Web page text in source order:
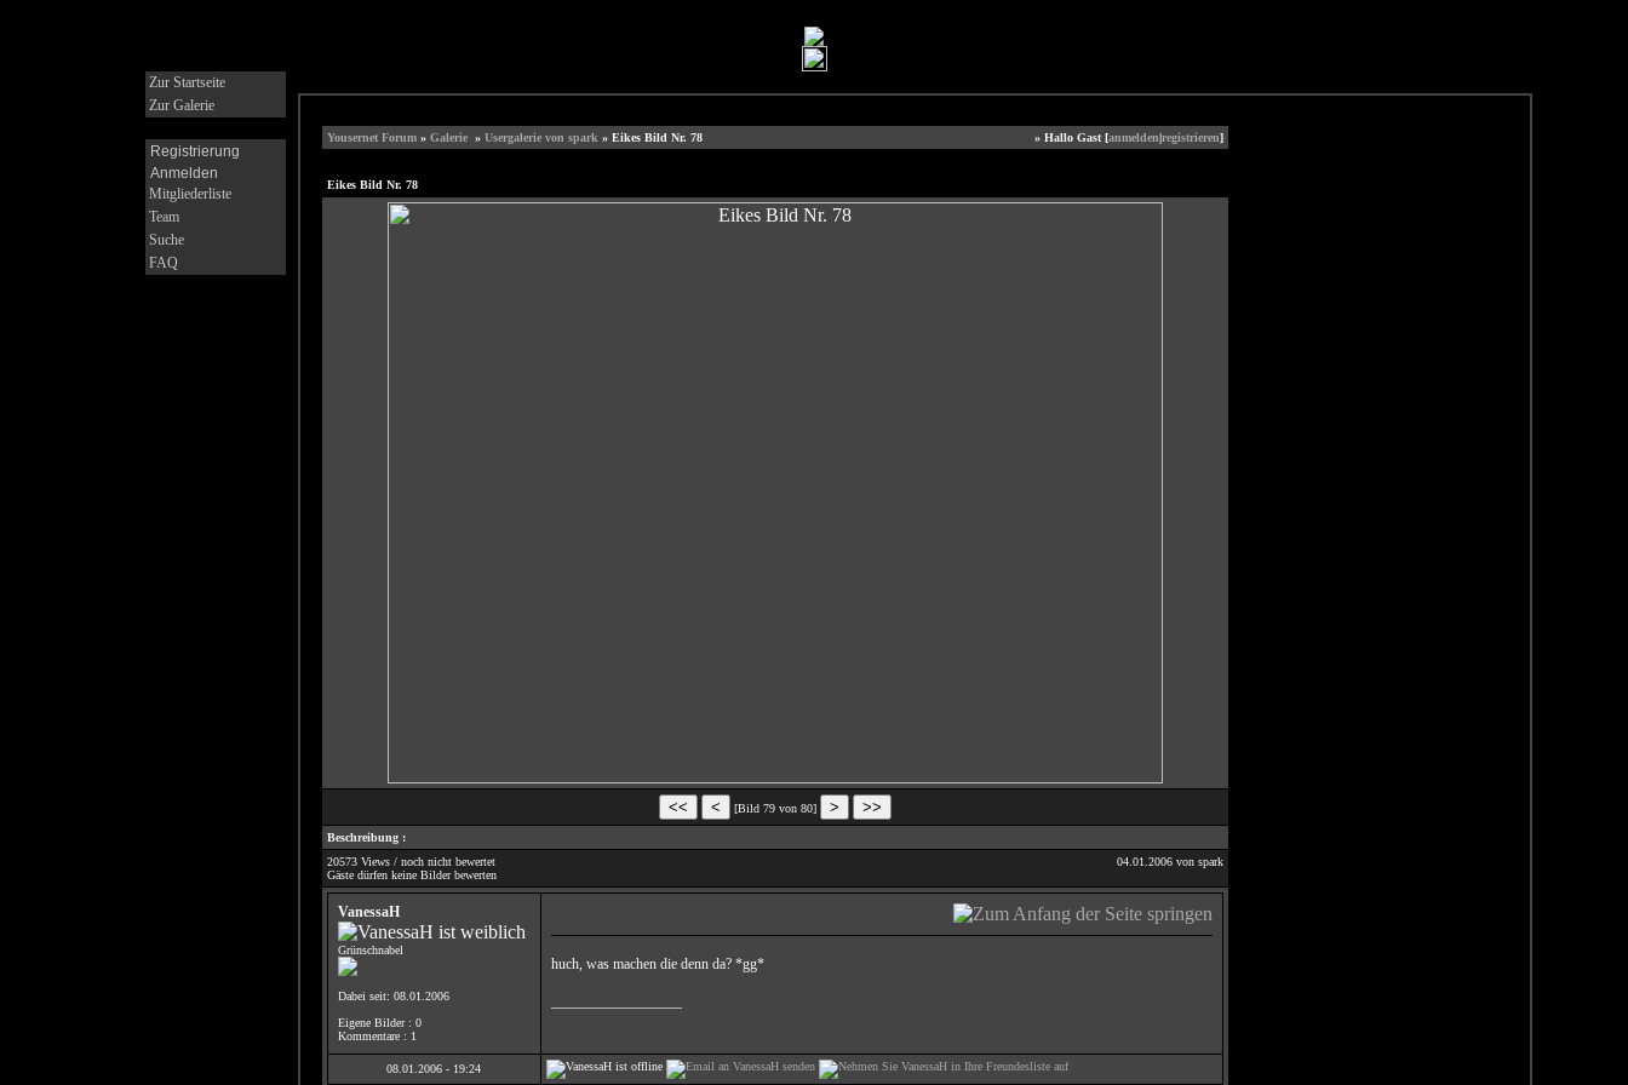
Zur Startseite
Zur Galerie
Registrierung
Anmelden
Mitgliederliste
Team
Suche
FAQ
Yousernet Forum» Galerie» Usergalerie von spark » Eikes Bild Nr. 78 » Hallo Gast [anmelden|registrieren]
Eikes Bild Nr. 78
[Bild 79 von 80]
Beschreibung :
20573 Views / noch nicht bewertet
04.01.2006 von spark
Gäste dürfen keine Bilder bewerten
VanessaH
Grünschnabel
Dabei seit: 08.01.2006
Eigene Bilder : 0
Kommentare : 1
huch, was machen die denn da? *gg*
08.01.2006 - 19:24